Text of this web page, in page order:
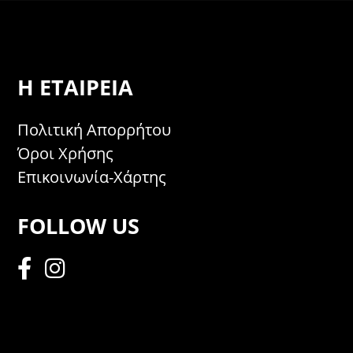
Η ΕΤΑΙΡΕΊΑ
Πολιτική Απορρήτου
Όροι Χρήσης
Επικοινωνία-Χάρτης
FOLLOW US